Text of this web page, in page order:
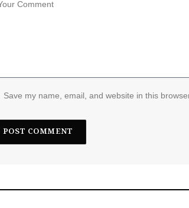
Save my name, email, and website in this